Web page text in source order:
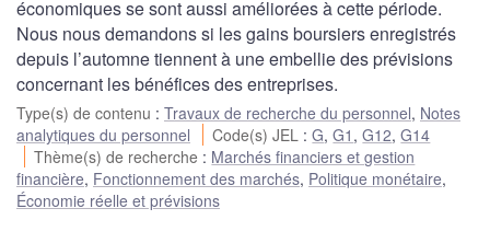
économiques se sont aussi améliorées à cette période.
Nous nous demandons si les gains boursiers enregistrés
depuis l’automne tiennent à une embellie des prévisions
concernant les bénéfices des entreprises.
Type(s) de contenu : Travaux de recherche du personnel, Notes
analytiques du personnel
Code(s) JEL :G,G1 ,G12,G14
Thème(s) de recherche : Marchés financiers et gestion
financière, Fonctionnement des marchés, Politique monétaire,
Économie réelle et prévisions